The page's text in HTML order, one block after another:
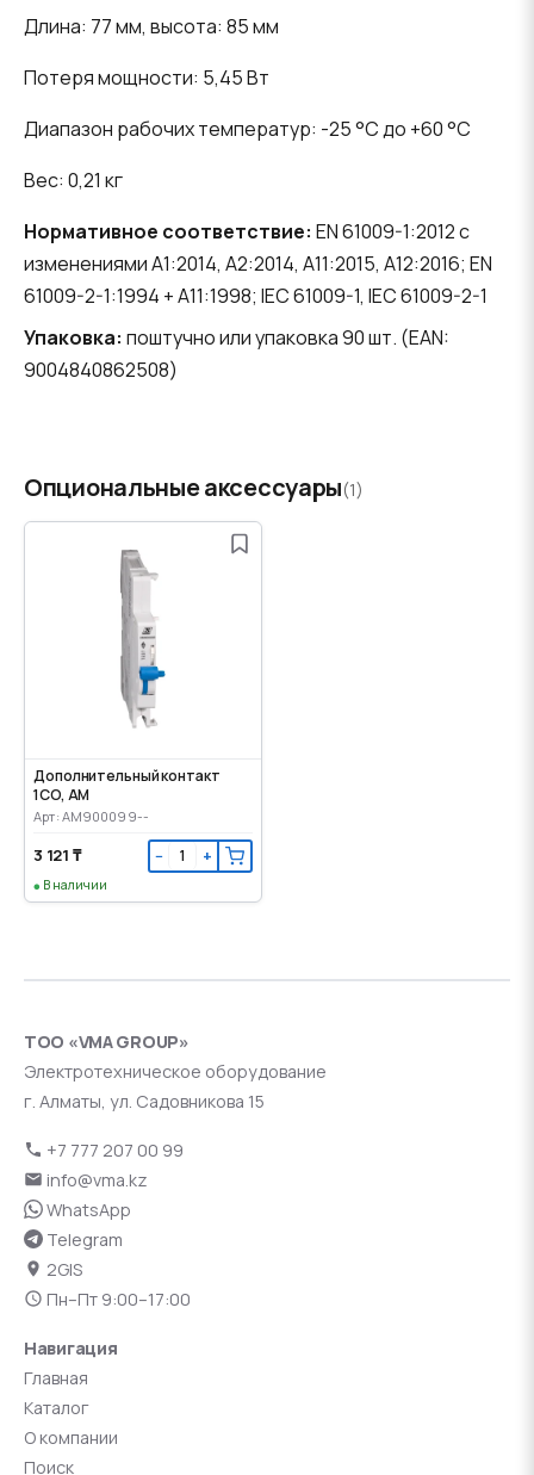
Длина: 77 мм, высота: 85 мм
Потеря мощности: 5,45 Вт
Диапазон рабочих температур: -25 °C до +60 °C
Вес: 0,21 кг
Нормативное соответствие: EN 61009-1:2012 с
изменениями A1:2014, A2:2014, A11:2015, A12:2016; EN
61009-2-1:1994 + A11:1998; IEC 61009-1, IEC 61009-2-1
Упаковка: поштучно или упаковка 90 шт. (EAN:
9004840862508)
Опциональные аксессуары(1)
Дополнительный контакт
1CO, AM
Арт: AM900099--
3 121 ₸ − +
В наличии
ТОО «VMA GROUP»
Электротехническое оборудование
г. Алматы, ул. Садовникова 15
+7 777 207 00 99
info@vma.kz
WhatsApp
Telegram
2GIS
Пн–Пт 9:00–17:00
Навигация
Главная
Каталог
О компании
Поиск